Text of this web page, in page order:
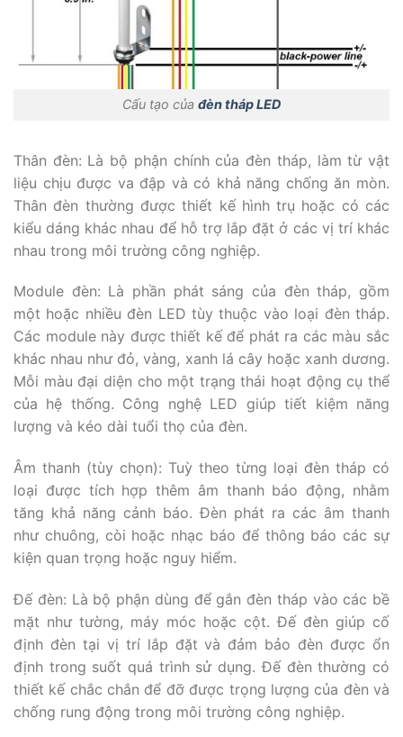
Cấu tạo của đèn tháp LED
Thân đèn: Là bộ phận chính của đèn tháp, làm từ vật
liệu chịu được va đập và có khả năng chống ăn mòn.
Thân đèn thường được thiết kế hình trụ hoặc có các
kiểu dáng khác nhau để hỗ trợ lắp đặt ở các vị trí khác
nhau trong môi trường công nghiệp.
Module đèn: Là phần phát sáng của đèn tháp, gồm
một hoặc nhiều đèn LED tùy thuộc vào loại đèn tháp.
Các module này được thiết kế để phát ra các màu sắc
khác nhau như đỏ, vàng, xanh lá cây hoặc xanh dương.
Mỗi màu đại diện cho một trạng thái hoạt động cụ thể
của hệ thống. Công nghệ LED giúp tiết kiệm năng
lượng và kéo dài tuổi thọ của đèn.
Âm thanh (tùy chọn): Tuỳ theo từng loại đèn tháp có
loại được tích hợp thêm âm thanh báo động, nhằm
tăng khả năng cảnh báo. Đèn phát ra các âm thanh
như chuông, còi hoặc nhạc báo để thông báo các sự
kiện quan trọng hoặc nguy hiểm.
Đế đèn: Là bộ phận dùng để gắn đèn tháp vào các bề
mặt như tường, máy móc hoặc cột. Đế đèn giúp cố
định đèn tại vị trí lắp đặt và đảm bảo đèn được ổn
định trong suốt quá trình sử dụng. Đế đèn thường có
thiết kế chắc chắn để đỡ được trọng lượng của đèn và
chống rung động trong môi trường công nghiệp.